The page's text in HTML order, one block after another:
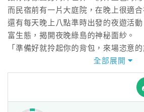
色
民
宿
球
而民宿前有一片大庭院，在晚上很適
還有每天晚上八點準時出發的夜遊活
富生態，揭開夜晚綠島的神秘面紗。
「準備好就拎起你的背包，來場恣意
全部展開